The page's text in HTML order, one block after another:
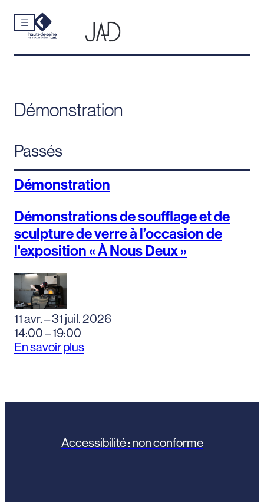
Aller
contenu
Démonstration
Passés
Démonstration
Démonstrations de soufflage et de
sculpture de verre à l’occasion de
l'exposition « À Nous Deux »
11 avr. – 31 juil. 2026
14:00 – 19:00
En savoir plus
Accessibilité : non conforme